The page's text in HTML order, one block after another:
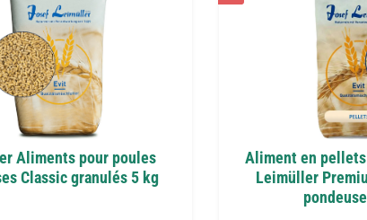
Aliments pour poules
Classic granulés 5 kg
Aliment en
Leimüller